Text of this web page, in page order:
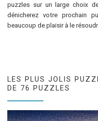
puzzles sur un large choix
dénicherez votre prochain
beaucoup de plaisir à le
LES PLUS JOLIS
DE 76 PUZZLES